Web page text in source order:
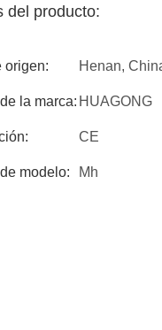
del producto:
origen: Henan,
la marca: HUAGONG
CE
modelo: Mh